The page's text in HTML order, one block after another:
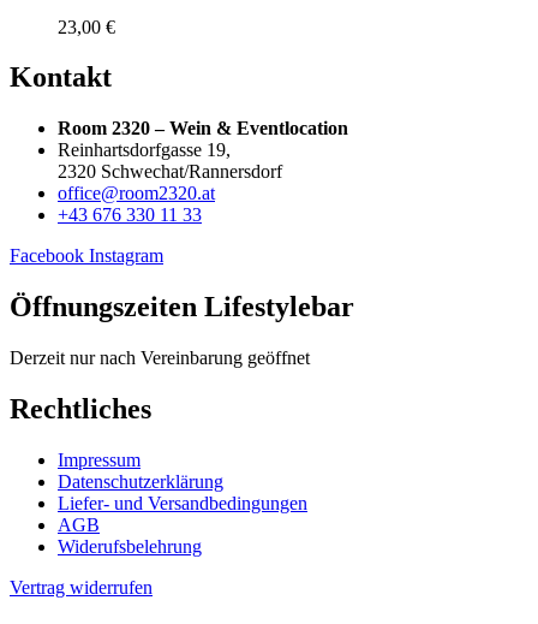
23,00 €
Kontakt
Room 2320 – Wein & Eventlocation
Reinhartsdorfgasse 19,
2320 Schwechat/Rannersdorf
office@room2320.at
+43 676 330 11 33
Facebook Instagram
Öffnungszeiten Lifestylebar
Derzeit nur nach Vereinbarung geöffnet
Rechtliches
Impressum
Datenschutzerklärung
Liefer- und Versandbedingungen
AGB
Widerufsbelehrung
Vertrag widerrufen